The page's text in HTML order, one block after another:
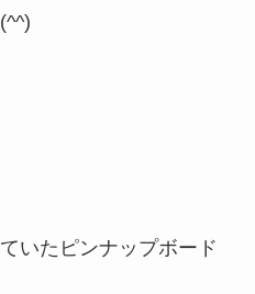
いたピンナップボード